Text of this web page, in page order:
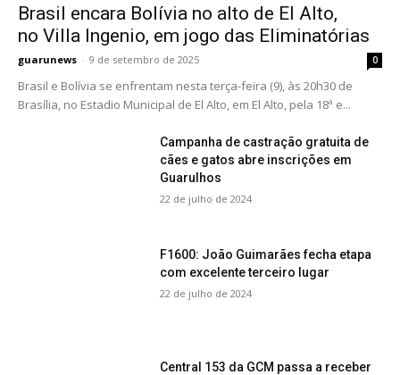
Brasil encara Bolívia no alto de El Alto,
no Villa Ingenio, em jogo das Eliminatórias
guarunews - 9 de setembro de 2025 0
Brasil e Bolívia se enfrentam nesta terça-feira (9), às 20h30 de
Brasília, no Estadio Municipal de El Alto, em El Alto, pela 18ª e...
Campanha de castração gratuita de
cães e gatos abre inscrições em
Guarulhos
22 de julho de 2024
F1600: João Guimarães fecha etapa
com excelente terceiro lugar
22 de julho de 2024
Central 153 da GCM passa a receber